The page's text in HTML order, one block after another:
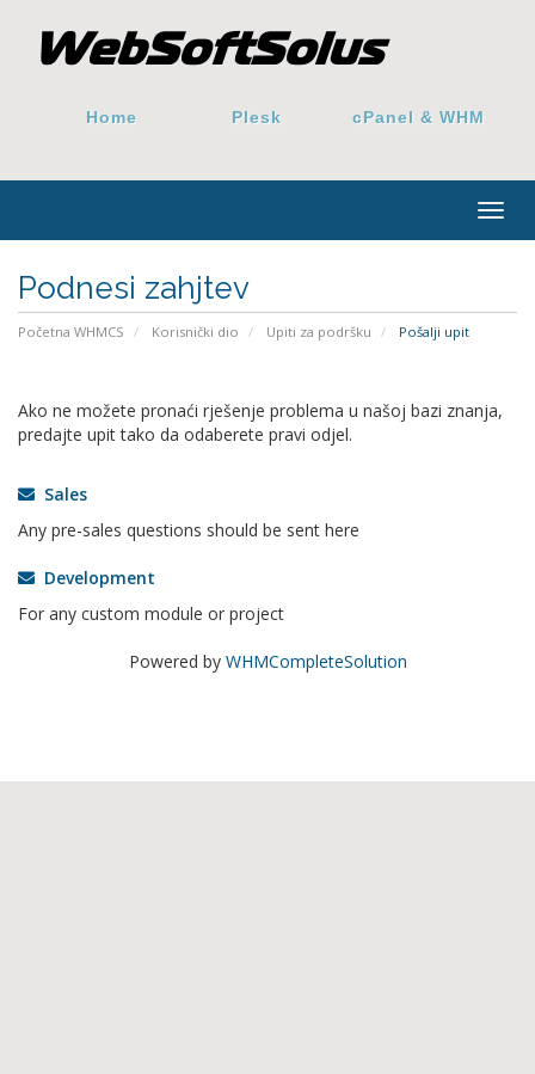
Home Plesk cPanel & WHM
Podnesi zahjtev
Početna WHMCS Korisnički dio Upiti za podršku Pošalji upit
Ako ne možete pronaći rješenje problema u našoj bazi znanja,
predajte upit tako da odaberete pravi odjel.
Sales
Any pre-sales questions should be sent here
Development
For any custom module or project
Powered by WHMCompleteSolution